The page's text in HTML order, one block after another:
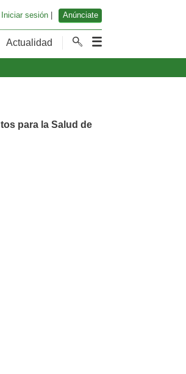
sesión| Anúnciate
Actualidad
para la Salud de